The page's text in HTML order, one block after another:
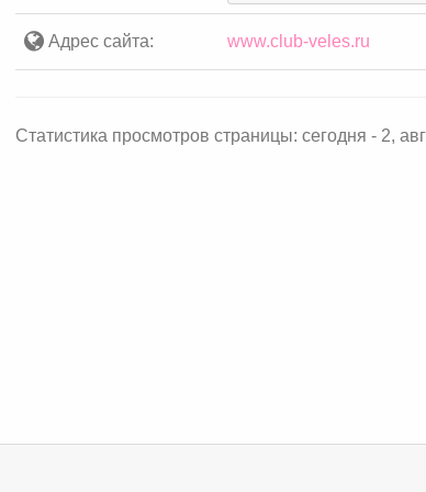
Адрес сайта: www.club-veles.ru
Статистика просмотров страницы: сегодня - 2,